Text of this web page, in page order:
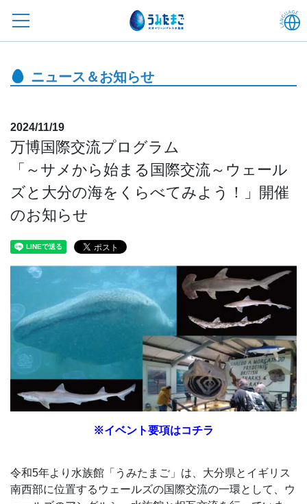
ニュース＆お知らせ
2024/11/19
万博国際交流プログラム
「～サメから始まる国際交流～ウェール
ズと大分の海をくらべてみよう！」開催
のお知らせ
※イベント要項はコチラ
令和5年より水族館「うみたまご」は、大分県とイギリス
南西部に位置するウェールズの国際交流の一環として、ウ